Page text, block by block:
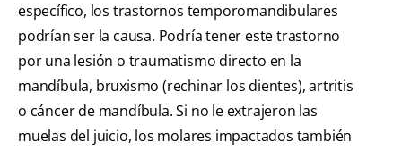
específico, los trastornos temporomandibulares
podrían ser la causa. Podría tener este trastorno
por una lesión o traumatismo directo en la
mandíbula, bruxismo (rechinar los dientes), artritis
o cáncer de mandíbula. Si no le extrajeron las
muelas del juicio, los molares impactados también